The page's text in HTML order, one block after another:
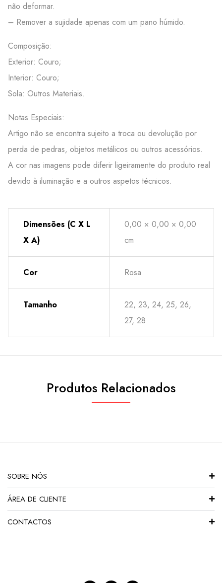
não deformar.
– Remover a sujidade apenas com um pano húmido.
Composição:
Exterior: Couro;
Interior: Couro;
Sola: Outros Materiais.
Notas Especiais:
Artigo não se encontra sujeito a troca ou devolução por
perda de pedras, objetos metálicos ou outros acessórios.
A cor nas imagens pode diferir ligeiramente do produto real
devido à iluminação e a outros aspetos técnicos.
Dimensões (C X L
X A)
0,00 × 0,00 × 0,00
cm
Cor Rosa
Tamanho
22, 23, 24, 25, 26,
27, 28
Produtos Relacionados
SOBRE NÓS
ÁREA DE CLIENTE
CONTACTOS